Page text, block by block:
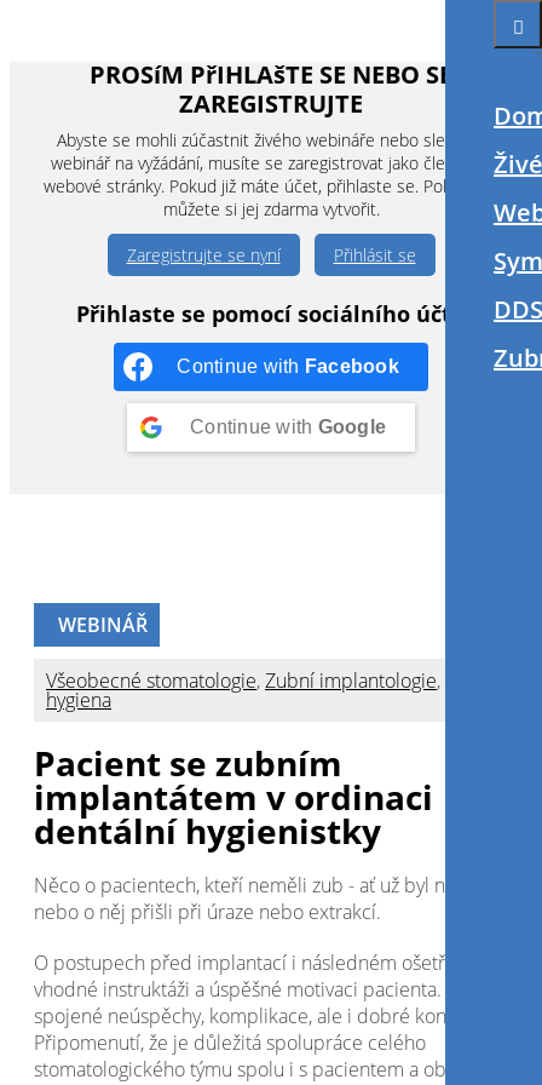
PROSíM PřIHLAšTE SE NEBO SE
ZAREGISTRUJTE
Abyste se mohli zúčastnit živého webináře nebo sledovat
webinář na vyžádání, musíte se zaregistrovat jako člen této
webové stránky. Pokud již máte účet, přihlaste se. Pokud ne,
můžete si jej zdarma vytvořit.
Zaregistrujte se nyní
Přihlásit se
Přihlaste se pomocí sociálního účtu
Continue with Facebook
Continue with Google
WEBINÁŘ
Všeobecné stomatologie,Zubní implantologie,
hygiena
Pacient se zubním
implantátem v ordinaci
dentální hygienistky
Něco o pacientech, kteří neměli zub - ať už byl nezaložen,
nebo o něj přišli při úraze nebo extrakcí.
O postupech před implantací i následném ošetřování,
vhodné instruktáži a úspěšné motivaci pacienta. A s tím
spojené neúspěchy, komplikace, ale i dobré konce.
Připomenutí, že je důležitá spolupráce celého
stomatologického týmu spolu i s pacientem a obráceně.